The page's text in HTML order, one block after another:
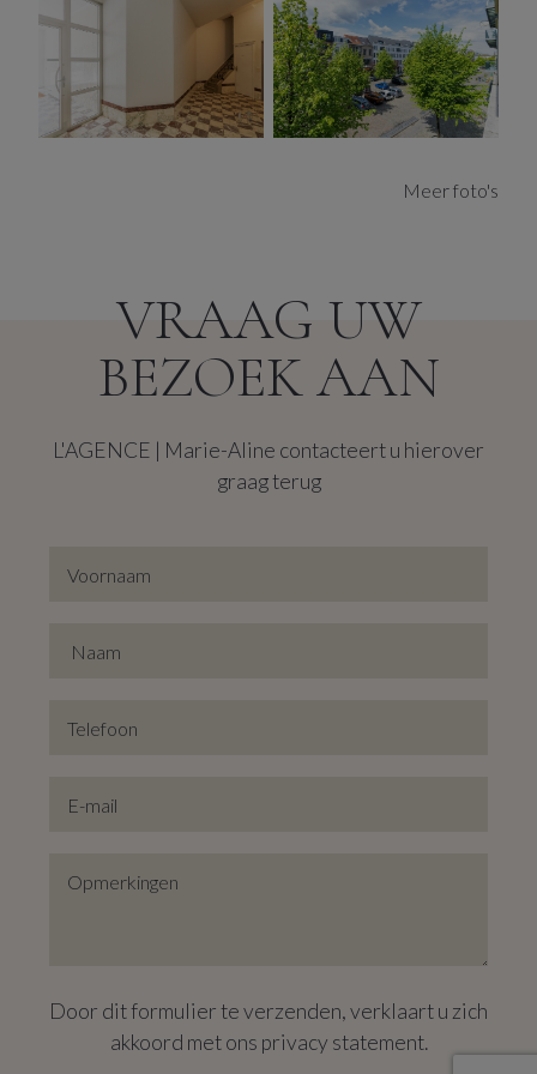
kelderberging en is er een fietsenstalling beschikbaar.
Na een grondige opruim en poetsbeurt wordt deze flat
jouw ideale woon- of verhuurkans in Antwerpen.
Mis deze unieke kans niet om te wonen of te investeren
Meer foto's
VRAAG UW
BEZOEK AAN
L'AGENCE | Marie-Aline contacteert u hierover
graag terug
Door dit formulier te verzenden, verklaart u zich
akkoord met ons privacy statement.